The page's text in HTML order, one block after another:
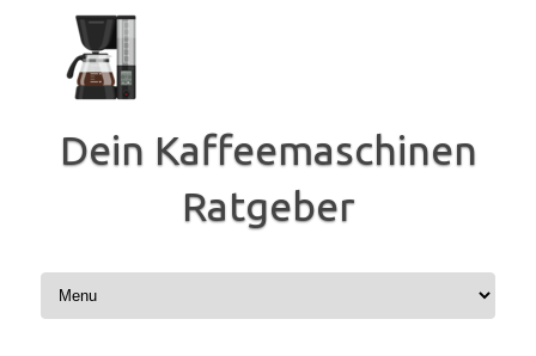
springen
Dein Kaffeemaschinen
Ratgeber